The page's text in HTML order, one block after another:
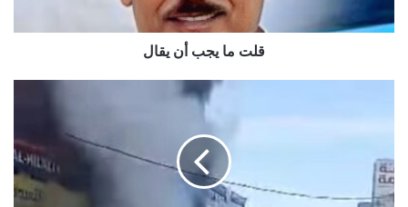
قلت ما يجب أن يقال
ويلحق
اضرارا
بمحلات